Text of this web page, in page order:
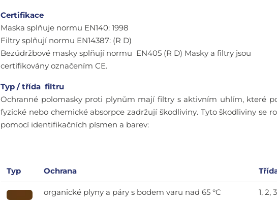
Certifikace
Maska splňuje normu EN140: 1998
Filtry splňují normu EN14387: (R D)
Bezúdržbové masky splňují normu EN405 (R D) Masky a filtry jsou
certifikovány označením CE.
Typ / třída filtru
Ochranné polomasky proti plynům mají filtry s aktivním uhlím, které
fyzické nebo chemické absorpce zadržují škodliviny. Tyto škodliviny se
pomocí identifikačních písmen a barev:
Typ Ochrana
organické plyny a páry s bodem varu nad 65 °C 1, 2, 3